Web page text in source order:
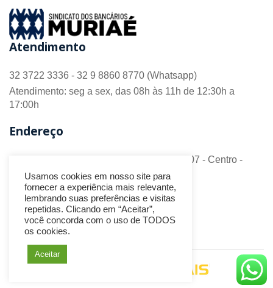
Atendimento
32 3722 3336 - 32 9 8860 8770 (Whatsapp)
Atendimento: seg a sex, das 08h às 11h de 12:30h a
17:00h
Endereço
R. Barão do Monte Alto nº 70 - Sala 306/307 - Centro -
CEP 36.880-018 - Muriaé/MG
Redes Sociais
Usamos cookies em nosso site para
fornecer a experiência mais relevante,
lembrando suas preferências e visitas
repetidas. Clicando em “Aceitar”,
você concorda com o uso de TODOS
os cookies.
Aceitar